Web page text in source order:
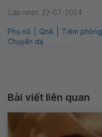
Cập nhật: 22-07-2024
Phụ nữ QnA Tiêm phòng
Chuyển dạ
Bài viết liên quan